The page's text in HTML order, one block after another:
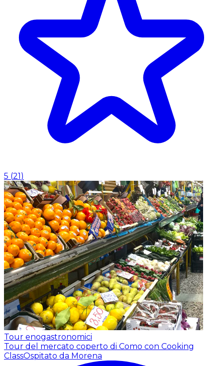
5 (21)
Tour enogastronomici
Tour del mercato coperto di Como con Cooking
ClassOspitato da Morena